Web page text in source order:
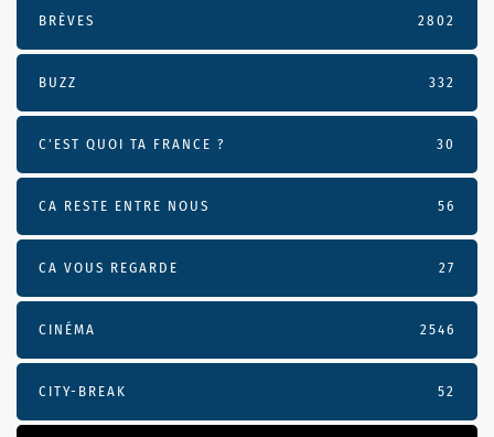
BRÈVES 2802
BUZZ 332
C'EST QUOI TA FRANCE ? 30
CA RESTE ENTRE NOUS 56
CA VOUS REGARDE 27
CINÉMA 2546
CITY-BREAK 52